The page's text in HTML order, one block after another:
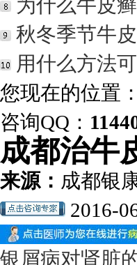
为什么牛皮
秋冬季节牛
用什么方法
您现在的位置：
咨询QQ：
成都治牛
来源： 成都银
2016-
银屑病对肾脏